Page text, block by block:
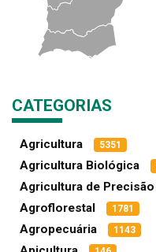
CATEGORIAS
Agricultura 5351
Agricultura Biológica
Agricultura de Precisão
Agroflorestal 1781
Agropecuária 1143